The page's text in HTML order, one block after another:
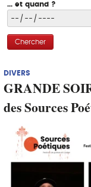
... et quand ?
Chercher
DIVERS
GRANDE
des Sources